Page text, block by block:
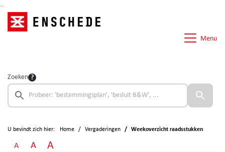
Menu
Zoeken
U bevindt zich hier: Home Vergaderingen Weekoverzicht raadsstukken
A A A